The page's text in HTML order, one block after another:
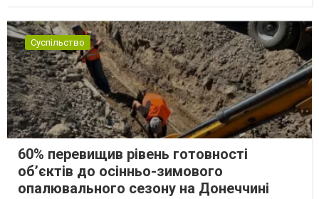
Суспільство
60% перевищив рівень готовності
об’єктів до осінньо-зимового
опалювального сезону на Донеччині